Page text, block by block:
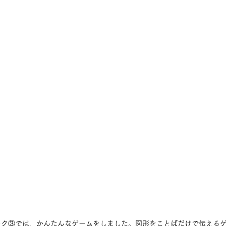
③では、かんたんなゲームをしました。図形をことばだけで伝える